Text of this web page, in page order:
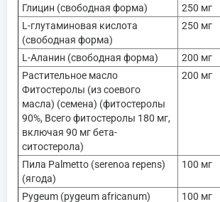
Глицин (свободная форма) 250 мг
L-глутаминовая кислота
(свободная форма)
250 мг
L-Аланин (свободная форма) 200 мг
Растительное масло
Фитостеролы (из соевого
масла) (семена) (фитостеролы
90%, Всего фитостеролы 180 мг,
включая 90 мг бета-
ситостерола)
200 мг
Пила Palmetto (serenoa repens)
(ягода)
100 мг
Pygeum (pygeum africanum)
100 мг